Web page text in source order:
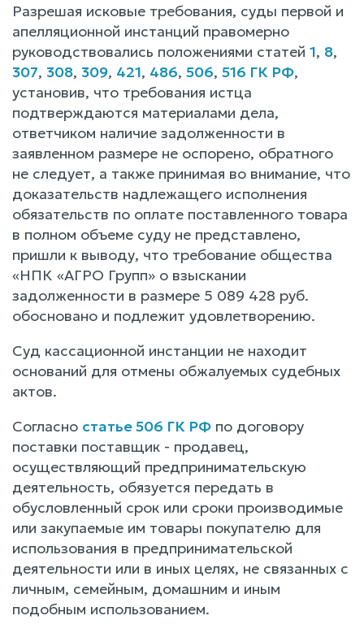
Разрешая исковые требования, суды первой и
апелляционной инстанций правомерно
руководствовались положениями статей 1, 8,
307, 308, 309, 421, 486, 506, 516 ГК РФ,
установив, что требования истца
подтверждаются материалами дела,
ответчиком наличие задолженности в
заявленном размере не оспорено, обратного
не следует, а также принимая во внимание, что
доказательств надлежащего исполнения
обязательств по оплате поставленного товара
в полном объеме суду не представлено,
пришли к выводу, что требование общества
«НПК «АГРО Групп» о взыскании
задолженности в размере 5 089 428 руб.
обосновано и подлежит удовлетворению.
Суд кассационной инстанции не находит
оснований для отмены обжалуемых судебных
актов.
Согласно статье 506 ГК РФ по договору
поставки поставщик - продавец,
осуществляющий предпринимательскую
деятельность, обязуется передать в
обусловленный срок или сроки производимые
или закупаемые им товары покупателю для
использования в предпринимательской
деятельности или в иных целях, не связанных с
личным, семейным, домашним и иным
подобным использованием.